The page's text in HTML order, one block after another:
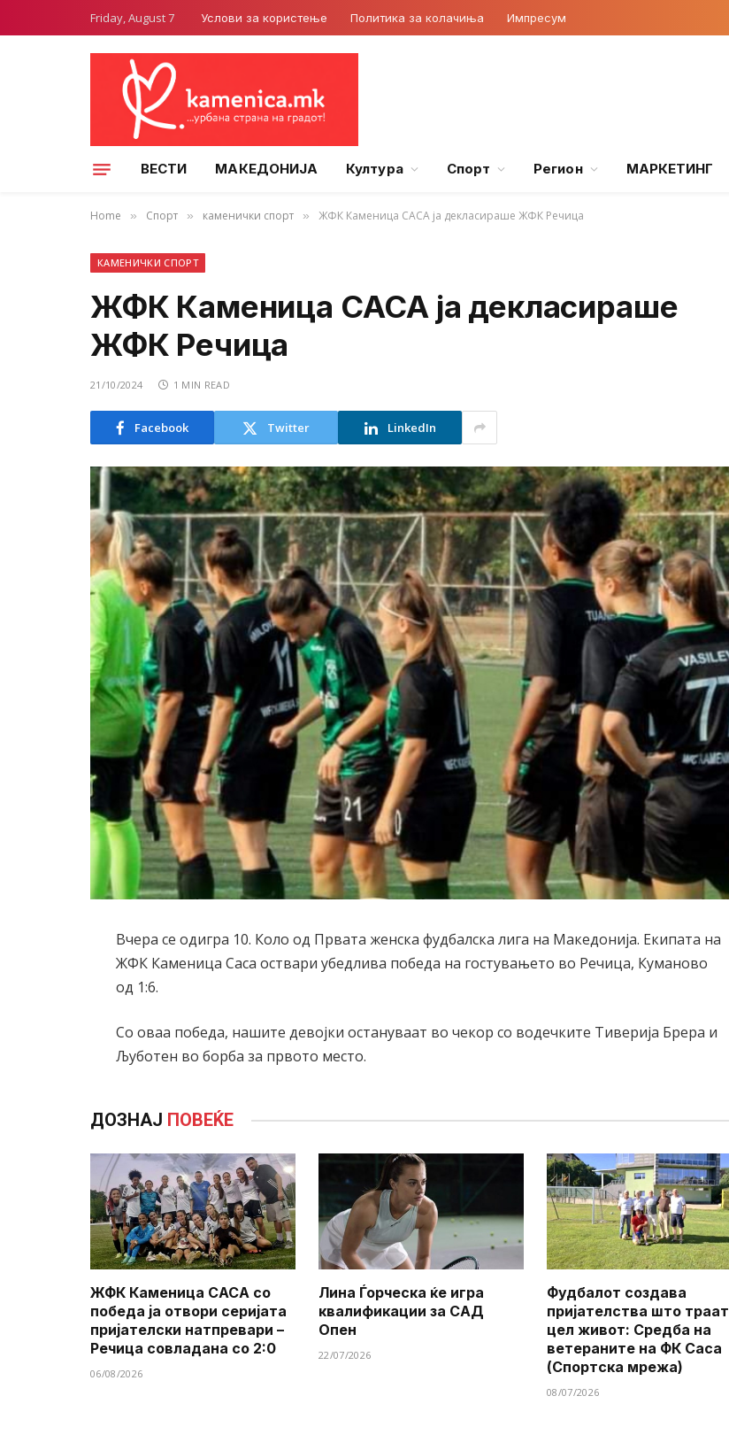
Friday, August 7 Услови за користење Политика за колачиња Импресум
ВЕСТИ МАКЕДОНИЈА Култура Спорт Регион МАРКЕТИНГ
Home » Спорт » каменички спорт » ЖФК Каменица САСА ја декласираше ЖФК Речица
КАМЕНИЧКИ СПОРТ
ЖФК Каменица САСА ја декласираше
ЖФК Речица
21/10/2024 1 MIN READ
Facebook Twitter LinkedIn
Вчера се одигра 10. Коло од Првата женска фудбалска лига на Македонија. Екипата на
ЖФК Каменица Саса оствари убедлива победа на гостувањето во Речица, Куманово
од 1:6.
Со оваа победа, нашите девојки остануваат во чекор со водечките Тиверија Брера и
Љуботен во борба за првото место.
ДОЗНАЈ ПОВЕЌЕ
ЖФК Каменица САСА со
победа ја отвори серијата
пријателски натпревари –
Речица совладана со 2:0
06/08/2026
Лина Ѓорческа ќе игра
квалификации за САД
Опен
22/07/2026
Фудбалот создава
пријателства што траат
цел живот: Средба на
ветераните на ФК Саса
(Спортска мрежа)
08/07/2026